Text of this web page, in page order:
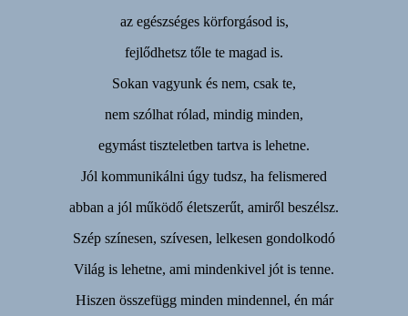
az egészséges körforgásod is,
fejlődhetsz tőle te magad is.
Sokan vagyunk és nem, csak te,
nem szólhat rólad, mindig minden,
egymást tiszteletben tartva is lehetne.
Jól kommunikálni úgy tudsz, ha felismered
abban a jól működő életszerűt, amiről beszélsz.
Szép színesen, szívesen, lelkesen gondolkodó
Világ is lehetne, ami mindenkivel jót is tenne.
Hiszen összefügg minden mindennel, én már